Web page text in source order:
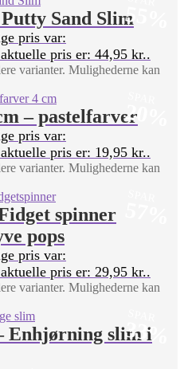
55%
Sand Slim
pris var:
pris er: 44,95 kr..
varianter. Mulighederne kan
20%
– pastelfarver
pris var:
pris er: 19,95 kr..
varianter. Mulighederne kan
spinner
pops
pris var:
pris er: 29,95 kr..
varianter. Mulighederne kan
33%
Enhjørning slim i